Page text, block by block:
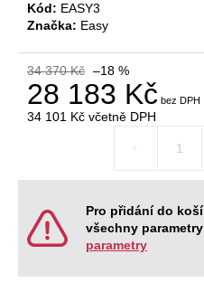
Kód: EASY3
Značka: Easy
34 370 Kč –18 %
28 183 Kč
34 101 Kč včetně DPH
Pro přidání do
všechny
parametry
u
č
u
e
JEDNACÍ
STŮL
NEVADA